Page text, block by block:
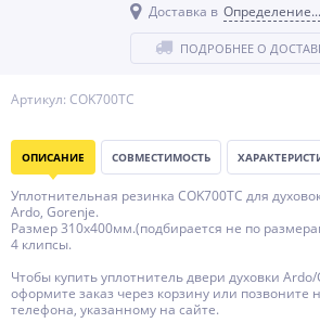
Артикул: COK700TC
Доставка в Определение...
ПОДРОБНЕЕ О
ОПИСАНИЕ СОВМЕСТИМОСТЬ
Уплотнительная резинка COK700TC для
Ardo, Gorenje.
Размер 310x400мм.(подбирается не по
4 клипсы.
Чтобы купить уплотнитель двери духовки Ardo/
оформите заказ через корзину или позвоните
телефона, указанному на сайте.